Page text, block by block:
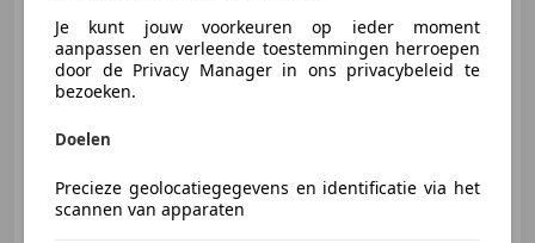
Adventure Kalamata 125PK
ABS•ESA•Navi•Cruise
Je kunt jouw voorkeuren op ieder moment
aanpassen en verleende toestemmingen herroepen
door de Privacy Manager in ons privacybeleid te
bezoeken.
Doelen
Precieze geolocatiegegevens en identificatie via het
scannen van apparaten